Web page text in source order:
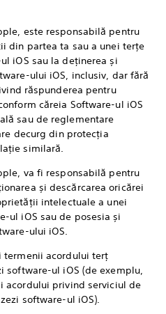
este responsabilă pentru
din partea ta sau a unei terțe
iOS sau la deținerea și
ului iOS, inclusiv, dar fără
răspunderea pentru
căreia Software-ul iOS
sau de reglementare
decurg din protecția
similară.
va fi responsabilă pentru
și descărcarea oricărei
intelectuale a unei
ul iOS sau de posesia și
ului iOS.
termenii acordului terț
ul iOS (de exemplu,
acordului privind serviciul de
software-ul iOS).